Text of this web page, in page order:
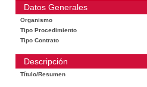
Datos Generales
Organismo
Tipo Procedimiento
Tipo Contrato
Descripción
Título/Resumen